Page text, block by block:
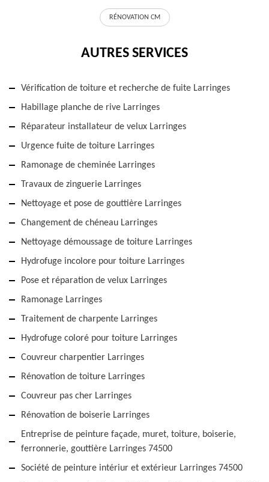
RÉNOVATION CM
AUTRES SERVICES
Vérification de toiture et recherche de fuite Larringes
Habillage planche de rive Larringes
Réparateur installateur de velux Larringes
Urgence fuite de toiture Larringes
Ramonage de cheminée Larringes
Travaux de zinguerie Larringes
Nettoyage et pose de gouttière Larringes
Changement de chéneau Larringes
Nettoyage démoussage de toiture Larringes
Hydrofuge incolore pour toiture Larringes
Pose et réparation de velux Larringes
Ramonage Larringes
Traitement de charpente Larringes
Hydrofuge coloré pour toiture Larringes
Couvreur charpentier Larringes
Rénovation de toiture Larringes
Couvreur pas cher Larringes
Rénovation de boiserie Larringes
Entreprise de peinture façade, muret, toiture, boiserie,
ferronnerie, gouttière Larringes 74500
Société de peinture intériur et extérieur Larringes 74500